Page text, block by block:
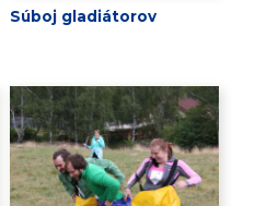
Súboj gladiátorov